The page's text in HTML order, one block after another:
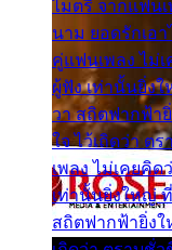
ไมตรี จากแฟน
นาม ยอดรักเอา
คู่แฟนเพลง ไม่
ผู้ฟัง เท่านั้นยิ่ง
วา สถิตฟากฟ้า
ใจ ไว้เถิดว่า ต
เพลง ไม่เคยคิ
เท่านั้นยิ่งใหญ่
สถิตฟากฟ้ายิ่งใ